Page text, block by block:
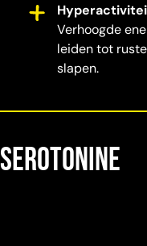
Verhoogde
leiden tot
slapen.
serotonine